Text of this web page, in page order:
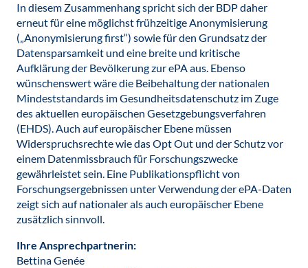
In diesem Zusammenhang spricht sich der BDP daher
erneut für eine möglichst frühzeitige Anonymisierung
(„Anonymisierung first“) sowie für den Grundsatz der
Datensparsamkeit und eine breite und kritische
Aufklärung der Bevölkerung zur ePA aus. Ebenso
wünschenswert wäre die Beibehaltung der nationalen
Mindeststandards im Gesundheitsdatenschutz im Zuge
des aktuellen europäischen Gesetzgebungsverfahren
(EHDS). Auch auf europäischer Ebene müssen
Widerspruchsrechte wie das Opt Out und der Schutz vor
einem Datenmissbrauch für Forschungszwecke
gewährleistet sein. Eine Publikationspflicht von
Forschungsergebnissen unter Verwendung der ePA-Daten
zeigt sich auf nationaler als auch europäischer Ebene
zusätzlich sinnvoll.
Ihre Ansprechpartnerin:
Bettina Genée